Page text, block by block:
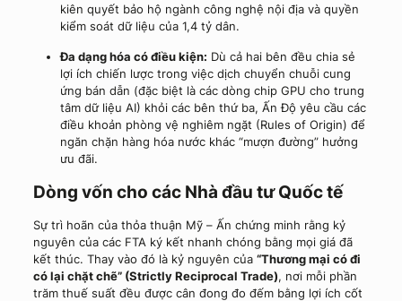
kiên quyết bảo hộ ngành công nghệ nội địa và quyền
kiểm soát dữ liệu của 1,4 tỷ dân.
Đa dạng hóa có điều kiện: Dù cả hai bên đều chia sẻ
lợi ích chiến lược trong việc dịch chuyển chuỗi cung
ứng bán dẫn (đặc biệt là các dòng chip GPU cho trung
tâm dữ liệu AI) khỏi các bên thứ ba, Ấn Độ yêu cầu các
điều khoản phòng vệ nghiêm ngặt (Rules of Origin) để
ngăn chặn hàng hóa nước khác “mượn đường” hưởng
ưu đãi.
Dòng vốn cho các Nhà đầu tư Quốc tế
Sự trì hoãn của thỏa thuận Mỹ – Ấn chứng minh rằng kỷ
nguyên của các FTA ký kết nhanh chóng bằng mọi giá đã
kết thúc. Thay vào đó là kỷ nguyên của “Thương mại có đi
có lại chặt chẽ” (Strictly Reciprocal Trade), nơi mỗi phần
trăm thuế suất đều được cân đong đo đếm bằng lợi ích cốt